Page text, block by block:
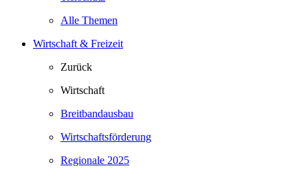
Alle Themen
Wirtschaft & Freizeit
Zurück
Wirtschaft
Breitbandausbau
Wirtschaftsförderung
Regionale 2025